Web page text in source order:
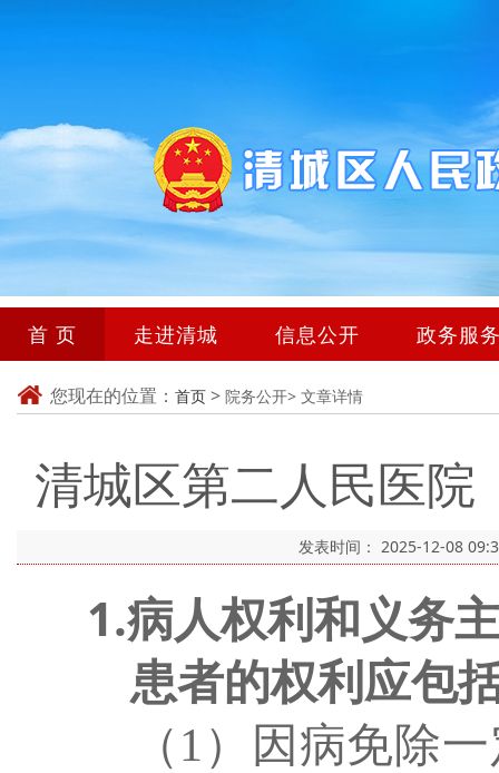
首 页 走进清城 信息公开 政务服
您现在的位置： 首页 > 院务公开> 文章详情
清城区第二人民医
发表时间： 2025-12-08
1.病人权利和义务
患者的权利应包
（1）因病免除